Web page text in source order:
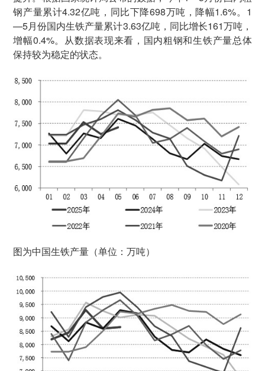
钢产量累计4.32亿吨，同比下降698万吨，降幅1.6%。1
—5月份国内生铁产量累计3.63亿吨，同比增长161万吨，
增幅0.4%。从数据表现来看，国内粗钢和生铁产量总体
保持较为稳定的状态。
图为中国生铁产量（单位：万吨）